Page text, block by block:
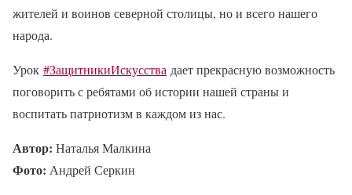
жителей и воинов северной столицы, но и всего нашего
народа.
Урок #ЗащитникиИскусства дает прекрасную возможность
поговорить с ребятами об истории нашей страны и
воспитать патриотизм в каждом из нас.
Автор: Наталья Малкина
Фото: Андрей Серкин